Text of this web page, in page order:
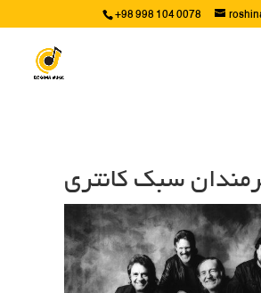
+98 998 104 0078
سبک کانتری